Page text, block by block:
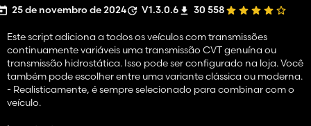
25 de novembro de 2024 V1.3.0.6 30 558
Este script adiciona a todos os veículos com transmissões
continuamente variáveis ​​uma transmissão CVT genuína ou
transmissão hidrostática. Isso pode ser configurado na loja. Você
também pode escolher entre uma variante clássica ou moderna.
- Realisticamente, é sempre selecionado para combinar com o
veículo.